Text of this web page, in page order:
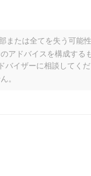
ですか？
っています。これは、
たは全てを失う可能性
アドバイスを構成する
イザーに相談してくだ
。